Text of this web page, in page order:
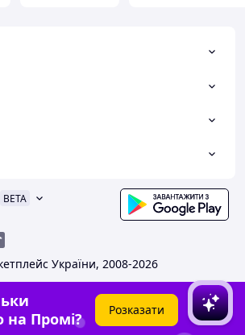
BETA
України, 2008-2026
на Промі?
Розказати